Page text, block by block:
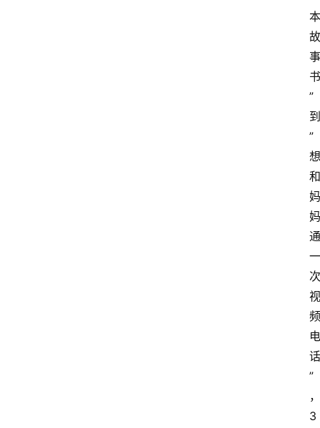
本
故
事
书
”
到
”
想
和
妈
妈
通
一
次
视
频
电
话
”
，
3